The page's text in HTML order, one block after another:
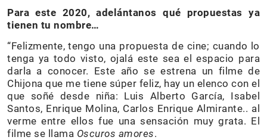
Para este 2020, adelántanos qué propuestas ya
tienen tu nombre…
“Felizmente, tengo una propuesta de cine; cuando lo
tenga ya todo visto, ojalá este sea el espacio para
darla a conocer. Este año se estrena un filme de
Chijona que me tiene súper feliz, hay un elenco con el
que soñé desde niña: Luis Alberto García, Isabel
Santos, Enrique Molina, Carlos Enrique Almirante.. al
verme entre ellos fue una sensación muy grata. El
filme se llama Oscuros amores.